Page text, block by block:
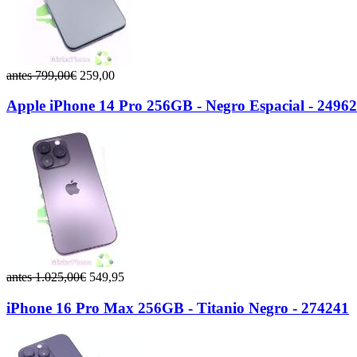
antes 799,00€ 259,00
Apple iPhone 14 Pro 256GB - Negro Espacial -
antes 1.025,00€ 549,95
iPhone 16 Pro Max 256GB - Titanio Negro - 274241